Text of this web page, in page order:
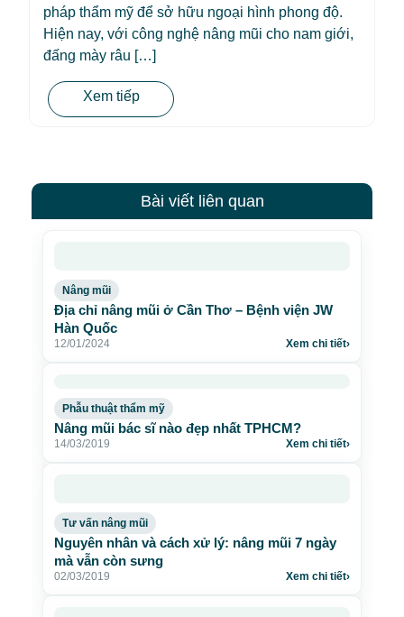
pháp thẩm mỹ để sở hữu ngoại hình phong độ.
Hiện nay, với công nghệ nâng mũi cho nam giới,
đấng mày râu […]
Xem tiếp
Bài viết liên quan
Nâng mũi
Địa chỉ nâng mũi ở Cần Thơ – Bệnh viện JW
Hàn Quốc
12/01/2024 Xem chi tiết›
Phẫu thuật thẩm mỹ
Nâng mũi bác sĩ nào đẹp nhất TPHCM?
14/03/2019 Xem chi tiết›
Tư vấn nâng mũi
Nguyên nhân và cách xử lý: nâng mũi 7 ngày
mà vẫn còn sưng
02/03/2019 Xem chi tiết›